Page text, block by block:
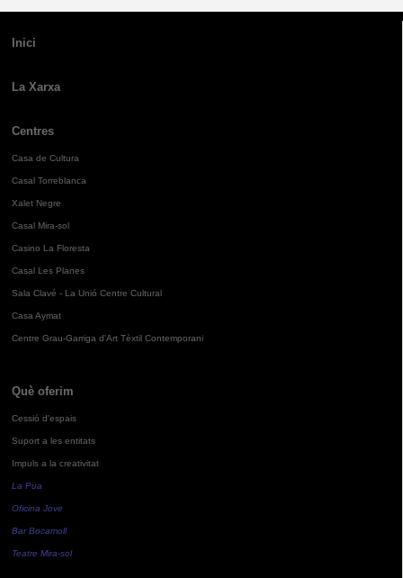
Inici
La Xarxa
Centres
Casa de Cultura
Casal Torreblanca
Xalet Negre
Casal Mira-sol
Casino La Floresta
Casal Les Planes
Sala Clavé - La Unió Centre Cultural
Casa Aymat
Centre Grau-Garriga d'Art Tèxtil Contemporani
Què oferim
Cessió d'espais
Suport a les entitats
Impuls a la creativitat
La Pua
Oficina Jove
Bar Bocamoll
Teatre Mira-sol